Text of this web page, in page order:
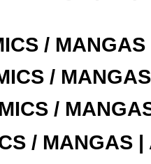
En Français, chapitre 2, page 6
En Français, chapitre 2, page 6
En Français, chapitre 2, page 6
En Français, chapitre 2, page 6
En Français, chapitre 2, page 6